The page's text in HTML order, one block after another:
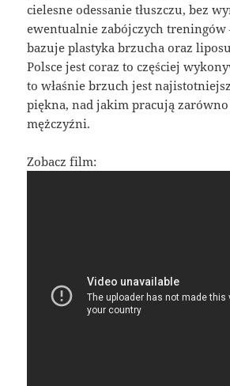
cielesne odessanie tłuszczu, bez
ewentualnie zabójczych treningów
bazuje plastyka brzucha oraz
Polsce jest coraz to częściej
to właśnie brzuch jest
piękna, nad jakim pracują
mężczyźni.
Zobacz film: